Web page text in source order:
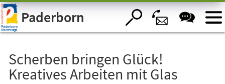
Visuelle
Assistenzsoftware
öffnen.Paderborn
Scherben bringen Glück!
Kreatives Arbeiten mit Glas